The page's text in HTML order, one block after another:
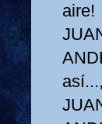
aire!